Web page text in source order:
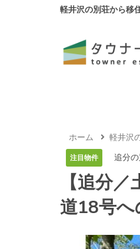
軽井沢の別荘から移
ホーム 軽井沢
注目物件 追分
【追分
道18号